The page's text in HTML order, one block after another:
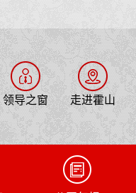
领导之窗 走进霍山